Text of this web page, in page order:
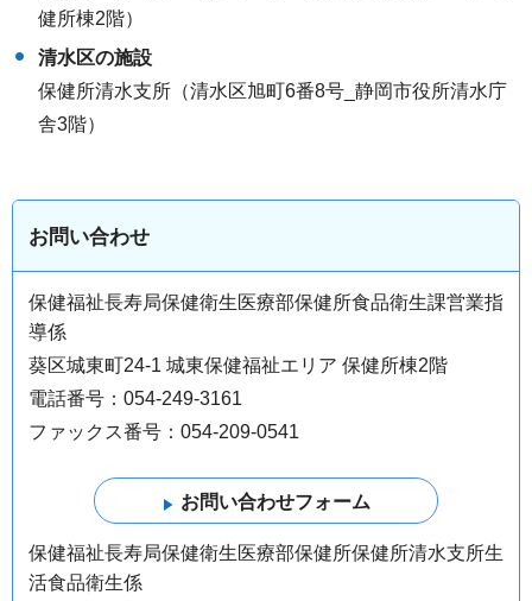
健所棟2階）
清水区の施設
保健所清水支所（清水区旭町6番8号_静岡市役所清水庁
舎3階）
お問い合わせ
保健福祉長寿局保健衛生医療部保健所食品衛生課営業指
導係
葵区城東町24-1 城東保健福祉エリア 保健所棟2階
電話番号：054-249-3161
ファックス番号：054-209-0541
保健福祉長寿局保健衛生医療部保健所保健所清水支所生
活食品衛生係